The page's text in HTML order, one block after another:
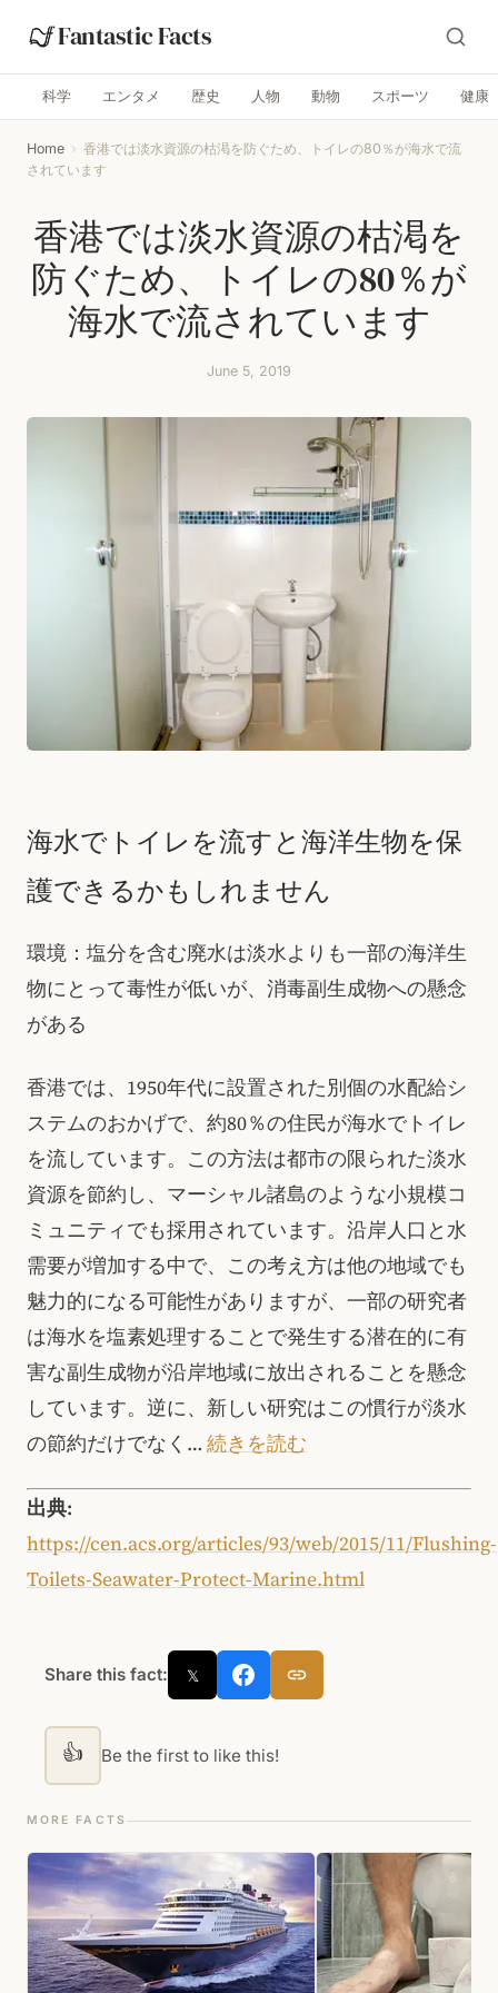
Fantastic Facts
科学 エンタメ 歴史 人物 動物 スポーツ 健康
Home › 香港では淡水資源の枯渇を防ぐため、トイレの80％が海水で流
されています
香港では淡水資源の枯渇を
防ぐため、トイレの80％が
海水で流されています
June 5, 2019
海水でトイレを流すと海洋生物を保
護できるかもしれません
環境：塩分を含む廃水は淡水よりも一部の海洋生
物にとって毒性が低いが、消毒副生成物への懸念
がある
香港では、1950年代に設置された別個の水配給シ
ステムのおかげで、約80％の住民が海水でトイレ
を流しています。この方法は都市の限られた淡水
資源を節約し、マーシャル諸島のような小規模コ
ミュニティでも採用されています。沿岸人口と水
需要が増加する中で、この考え方は他の地域でも
魅力的になる可能性がありますが、一部の研究者
は海水を塩素処理することで発生する潜在的に有
害な副生成物が沿岸地域に放出されることを懸念
しています。逆に、新しい研究はこの慣行が淡水
の節約だけでなく… 続きを読む
出典:
https://cen.acs.org/articles/93/web/2015/11/Flushing-
Toilets-Seawater-Protect-Marine.html
Share this fact: 𝕏
👍 Be the first to like this!
MORE FACTS